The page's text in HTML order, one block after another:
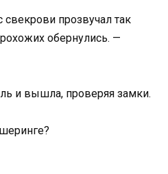
свекрови прозвучал так
обернулись. —
и вышла, проверяя замки.